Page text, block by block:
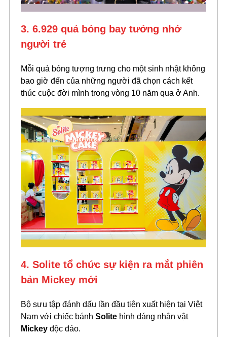
3. 6.929 quả bóng bay tưởng nhớ
người trẻ
Mỗi quả bóng tượng trưng cho một sinh nhật không
bao giờ đến của những người đã chọn cách kết
thúc cuộc đời mình trong vòng 10 năm qua ở Anh.
4. Solite tổ chức sự kiện ra mắt phiên
bản Mickey mới
Bộ sưu tập đánh dấu lần đầu tiên xuất hiện tại Việt
Nam với chiếc bánh Solite hình dáng nhân vật
Mickey độc đáo.